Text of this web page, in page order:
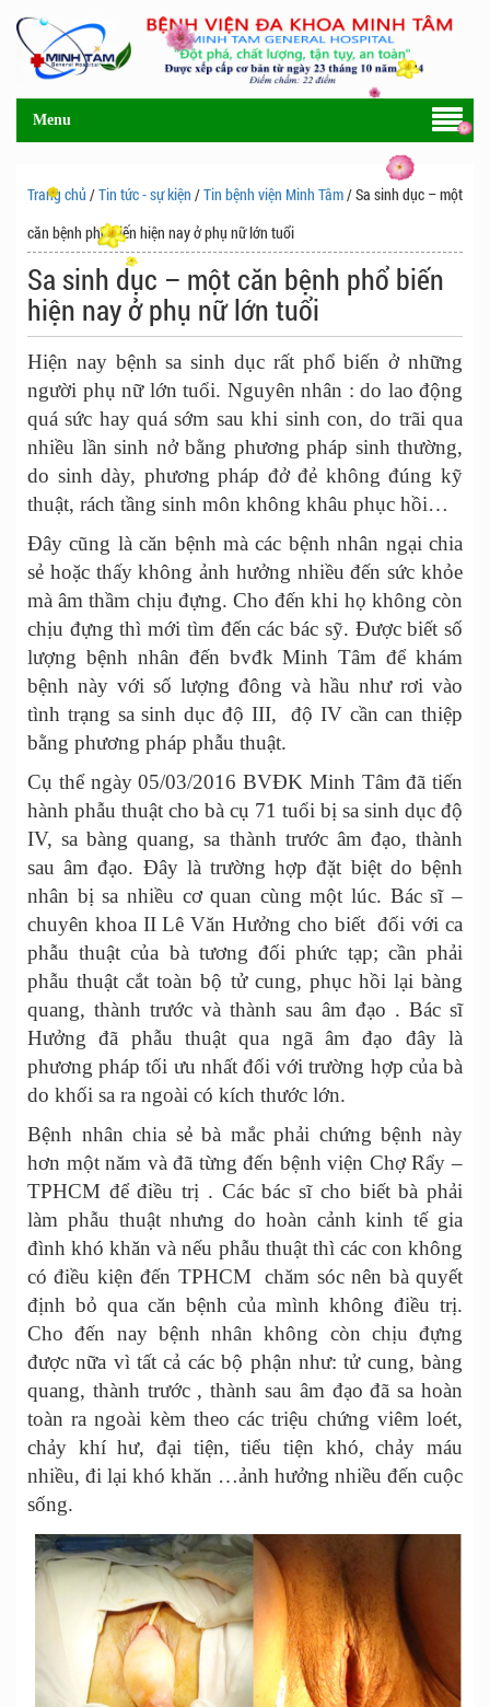
Menu
Trang chủ /Tin tức - sự kiện /Tin bệnh viện Minh Tâm/ Sa sinh dục – một
căn bệnh phổ biến hiện nay ở phụ nữ lớn tuổi
Sa sinh dục – một căn bệnh phổ biến
hiện nay ở phụ nữ lớn tuổi
Hiện nay bệnh sa sinh dục rất phổ biến ở những
người phụ nữ lớn tuổi. Nguyên nhân : do lao động
quá sức hay quá sớm sau khi sinh con, do trãi qua
nhiều lần sinh nở bằng phương pháp sinh thường,
do sinh dày, phương pháp đở đẻ không đúng kỹ
thuật, rách tầng sinh môn không khâu phục hồi…
Đây cũng là căn bệnh mà các bệnh nhân ngại chia
sẻ hoặc thấy không ảnh hưởng nhiều đến sức khỏe
mà âm thầm chịu đựng. Cho đến khi họ không còn
chịu đựng thì mới tìm đến các bác sỹ. Được biết số
lượng bệnh nhân đến bvđk Minh Tâm để khám
bệnh này với số lượng đông và hầu như rơi vào
tình trạng sa sinh dục độ III, độ IV cần can thiệp
bằng phương pháp phẫu thuật.
Cụ thể ngày 05/03/2016 BVĐK Minh Tâm đã tiến
hành phẫu thuật cho bà cụ 71 tuổi bị sa sinh dục độ
IV, sa bàng quang, sa thành trước âm đạo, thành
sau âm đạo. Đây là trường hợp đặt biệt do bệnh
nhân bị sa nhiều cơ quan cùng một lúc. Bác sĩ –
chuyên khoa II Lê Văn Hưởng cho biết đối với ca
phẫu thuật của bà tương đối phức tạp; cần phải
phẫu thuật cắt toàn bộ tử cung, phục hồi lại bàng
quang, thành trước và thành sau âm đạo . Bác sĩ
Hưởng đã phẫu thuật qua ngã âm đạo đây là
phương pháp tối ưu nhất đối với trường hợp của bà
do khối sa ra ngoài có kích thước lớn.
Bệnh nhân chia sẻ bà mắc phải chứng bệnh này
hơn một năm và đã từng đến bệnh viện Chợ Rẩy –
TPHCM để điều trị . Các bác sĩ cho biết bà phải
làm phẫu thuật nhưng do hoàn cảnh kinh tế gia
đình khó khăn và nếu phẫu thuật thì các con không
có điều kiện đến TPHCM chăm sóc nên bà quyết
định bỏ qua căn bệnh của mình không điều trị.
Cho đến nay bệnh nhân không còn chịu đựng
được nữa vì tất cả các bộ phận như: tử cung, bàng
quang, thành trước , thành sau âm đạo đã sa hoàn
toàn ra ngoài kèm theo các triệu chứng viêm loét,
chảy khí hư, đại tiện, tiểu tiện khó, chảy máu
nhiều, đi lại khó khăn …ảnh hưởng nhiều đến cuộc
sống.